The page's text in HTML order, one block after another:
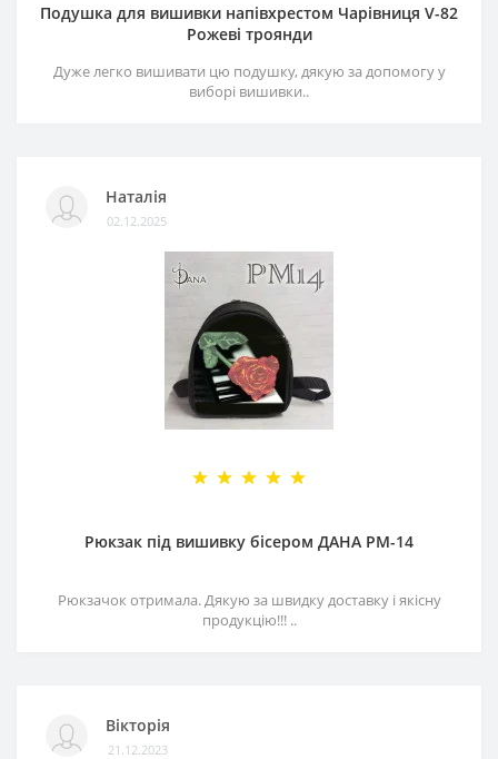
Подушка для вишивки напівхрестом Чарівниця V-82
Рожеві троянди
Дуже легко вишивати цю подушку, дякую за допомогу у
виборі вишивки..
Наталія
02.12.2025
Рюкзак під вишивку бісером ДАНА РМ-14
Рюкзачок отримала. Дякую за швидку доставку і якісну
продукцію!!! ..
Вікторія
21.12.2023